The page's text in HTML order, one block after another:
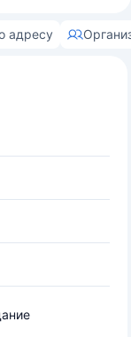
адресу